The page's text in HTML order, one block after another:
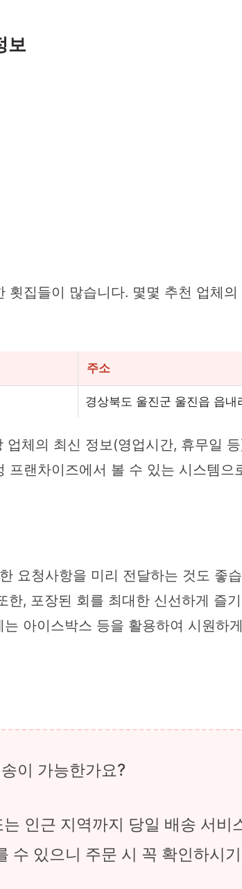
보
집들이 많습니다. 몇몇 추천 업체
주소
경상북도 울진군 울진읍 읍
체의 최신 정보(영업시간, 휴무일
프랜차이즈에서 볼 수 있는 시스템
요청사항을 미리 전달하는 것도 좋
, 포장된 회를 최대한 신선하게 즐
아이스박스 등을 활용하여 시원하
이 가능한가요?
인근 지역까지 당일 배송 서
수 있으니 주문 시 꼭 확인하시